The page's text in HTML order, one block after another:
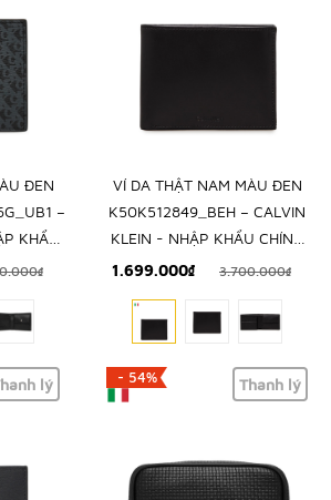
ĐEN
–
KHẨU
Ý
VÍ DA THẬT NAM MÀU ĐEN
K50K512849_BEH – CALVIN
KLEIN - NHẬP KHẨU CHÍNH
HÃNG TỪ Ý
1.699.000₫ 3.700.000₫
lý - 54% Thanh lý